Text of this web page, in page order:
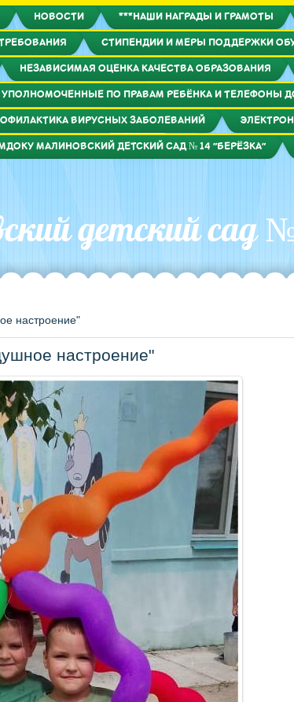
НОВОСТИ ***НАШИ НАГРАДЫ И ГРАМОТЫ
СТИПЕНДИИ И МЕРЫ ПОДДЕРЖКИ
НЕЗАВИСИМАЯ ОЦЕНКА КАЧЕСТВА ОБРАЗОВАНИЯ
УПОЛНОМОЧЕННЫЕ ПО ПРАВАМ РЕБЁНКА И ТЕЛЕФОНЫ
ВИРУСНЫХ ЗАБОЛЕВАНИЙ
МАЛИНОВСКИЙ ДЕТСКИЙ САД № 14 "БЕРЁЗКА"
детский сад
настроение"
настроение"